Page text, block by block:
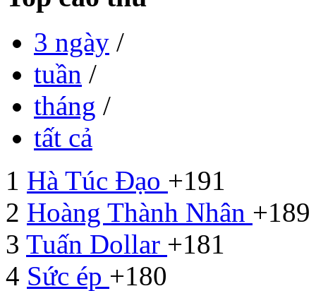
3 ngày /
tuần /
tháng /
tất cả
1 Hà Túc Đạo +191
2 Hoàng Thành Nhân +189
3 Tuấn Dollar +181
4 Sức ép +180